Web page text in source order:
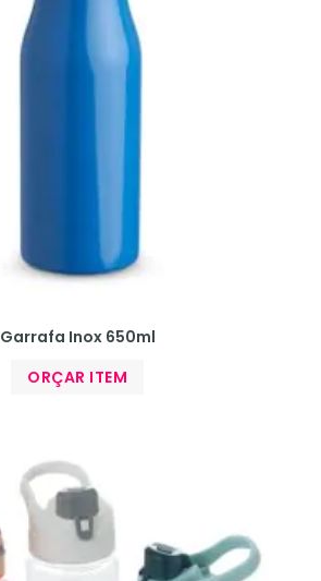
Garrafa Inox 650ml
ORÇAR ITEM